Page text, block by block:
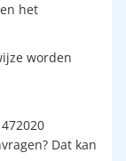
het
worden
Dat kan